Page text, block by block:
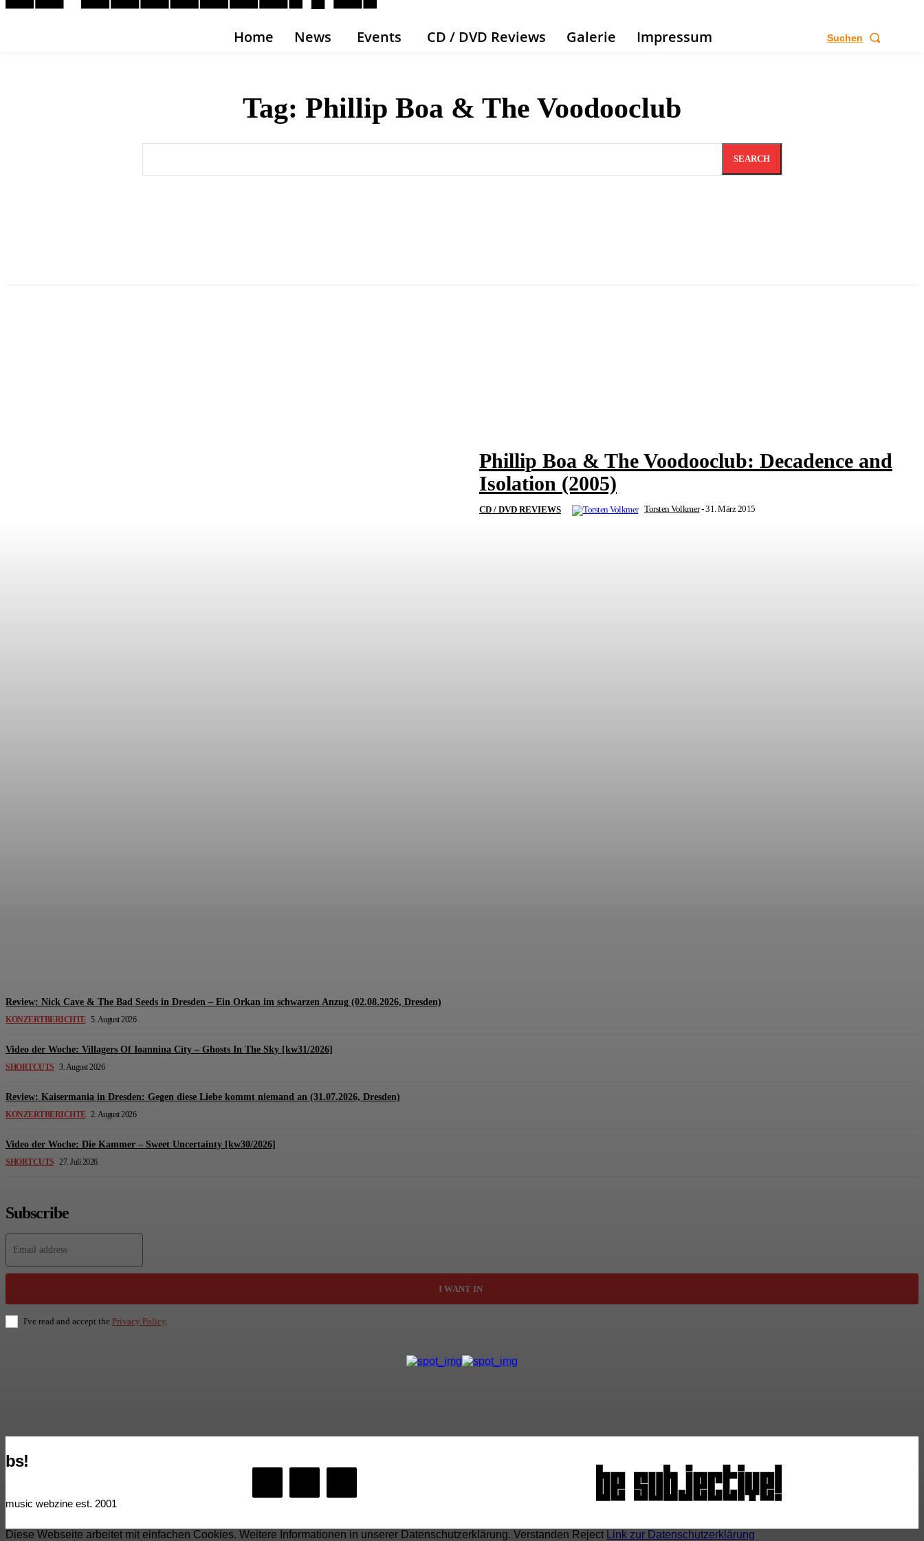
Home News Events CD / DVD Reviews Galerie Impressum Suchen
Tag: Phillip Boa & The Voodooclub
SEARCH
Phillip Boa & The Voodooclub: Decadence and
Isolation (2005)
CD / DVD REVIEWS Torsten Volkmer-31. März 2015
Review: Nick Cave & The Bad Seeds in Dresden – Ein Orkan im schwarzen Anzug (02.08.2026, Dresden)
KONZERTBERICHTE 5. August 2026
Video der Woche: Villagers Of Ioannina City – Ghosts In The Sky [kw31/2026]
SHORTCUTS 3. August 2026
Review: Kaisermania in Dresden: Gegen diese Liebe kommt niemand an (31.07.2026, Dresden)
KONZERTBERICHTE 2. August 2026
Video der Woche: Die Kammer – Sweet Uncertainty [kw30/2026]
SHORTCUTS 27. Juli 2026
Subscribe
I WANT IN
I've read and accept the Privacy Policy.
bs!
music webzine est. 2001
Diese Webseite arbeitet mit einfachen Cookies. Weitere Informationen in unserer Datenschutzerklärung. Verstanden Reject Link zur Datenschutzerklärung